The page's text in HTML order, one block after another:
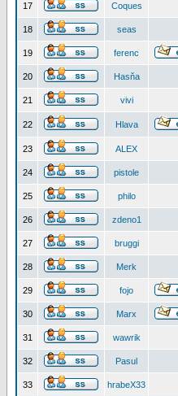
17 Coques
18 seas
19 ferenc
20 Hasňa
21 vivi
22 Hlava
23 ALEX
24 pistole
25 philo
26 zdeno1
27 bruggi
28 Merk
29 fojo
30 Marx
31 wawrik
32 Pasul
33 hrabeX33